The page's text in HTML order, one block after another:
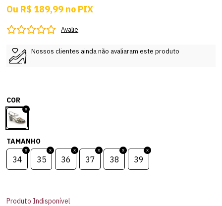
Ou R$ 189,99 no PIX
Avalie
Nossos clientes ainda não avaliaram este produto
COR
TAMANHO
34 35 36 37 38 39
Produto Indisponível